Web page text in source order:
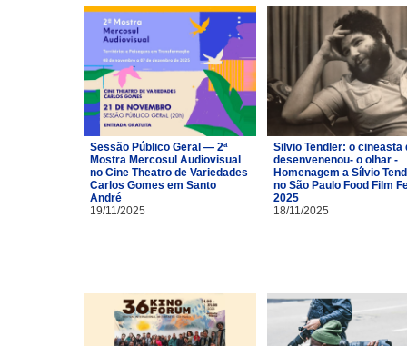
Sessão Público Geral — 2ª
Mostra Mercosul Audiovisual
no Cine Theatro de Variedades
Carlos Gomes em Santo
André
19/11/2025
Silvio Tendler: o cineasta
desenvenenou- o olhar -
Homenagem a Sílvio
no São Paulo Food Film
2025
18/11/2025